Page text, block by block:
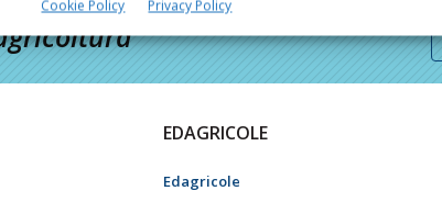
Cookie Policy Privacy Policy
EDAGRICOLE
Edagricole